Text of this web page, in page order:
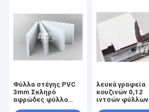
Φύλλα στέγης PVC
3mm Σκληρό
αφρώδες φύλλο
λευκά γραφεία
κουζινών 0,12
ιντσών φύλλων